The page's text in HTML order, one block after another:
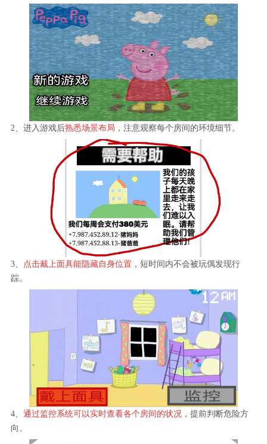
2、进入游戏后熟悉场景布局 ，注意观察每个房间的环境细节。
3、 点击戴上面具能隐藏自身位置，短时间内不会被玩偶发现行
踪。
4、 通过监控系统可以实时查看各个房间的状况，提前判断危险方
向。